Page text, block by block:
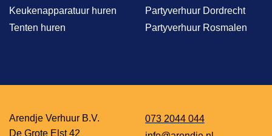
Keukenapparatuur huren
Tenten huren
Partyverhuur Dordrecht
Partyverhuur Rosmalen
Arendje Verhuur B.V.
De Grote Elst 42
073 2044 044